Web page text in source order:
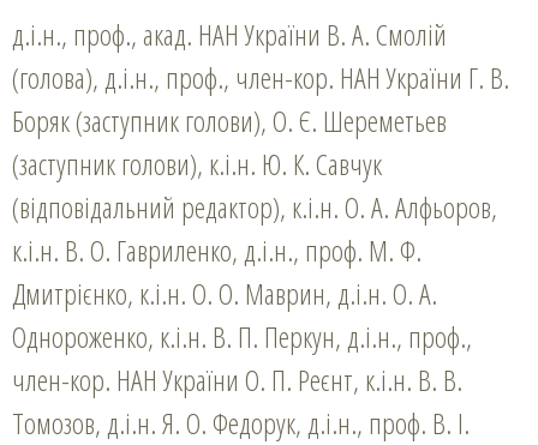
д.і.н., проф., акад. HAH України В. А. Смолій
(голова), д.і.н., проф., член-кор. HAH України Г. В.
Боряк (заступник голови), О. Є. Шереметьев
(заступник голови), к.і.н. Ю. К. Савчук
(відповідальний редактор), к.і.н. О. А. Алфьоров,
к.і.н. В. О. Гавриленко, д.і.н., проф. М. Ф.
Дмитрієнко, к.і.н. О. О. Маврин, д.і.н. О. А.
Однороженко, к.і.н. В. П. Перкун, д.і.н., проф.,
член-кор. HAH України О. П. Реєнт, к.і.н. В. В.
Томозов, д.і.н. Я. О. Федорук, д.і.н., проф. В. І.